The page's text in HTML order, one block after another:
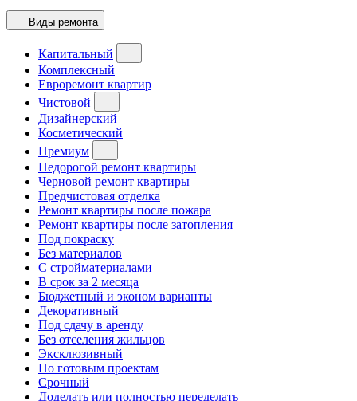
Виды ремонта
Капитальный
Комплексный
Евроремонт квартир
Чистовой
Дизайнерский
Косметический
Премиум
Недорогой ремонт квартиры
Черновой ремонт квартиры
Предчистовая отделка
Ремонт квартиры после пожара
Ремонт квартиры после затопления
Под покраску
Без материалов
С стройматериалами
В срок за 2 месяца
Бюджетный и эконом варианты
Декоративный
Под сдачу в аренду
Без отселения жильцов
Эксклюзивный
По готовым проектам
Срочный
Доделать или полностью переделать